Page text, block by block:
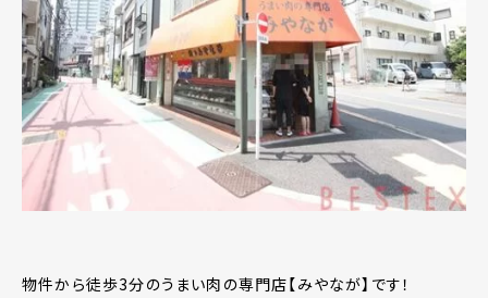
物件から徒歩3分のうまい肉の専門店【みやなが】です！